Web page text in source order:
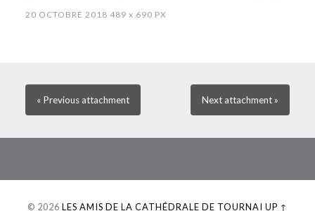
20 OCTOBRE 2018 489 x 690 PX
« Previousattachment Next attachment »
© 2026 LES AMIS DE LA CATHÉDRALE DE TOURNAI UP ↑